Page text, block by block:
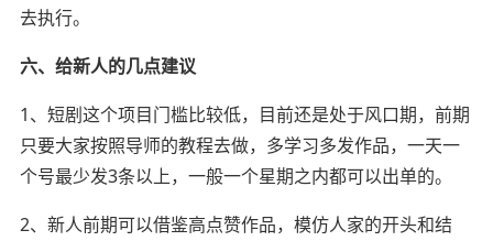
去执行。
六、给新人的几点建议
1、短剧这个项目门槛比较低，目前还是处于风口期，前期
只要大家按照导师的教程去做，多学习多发作品，一天一
个号最少发3条以上，一般一个星期之内都可以出单的。
2、新人前期可以借鉴高点赞作品，模仿人家的开头和结